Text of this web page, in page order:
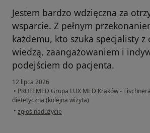
Jestem bardzo wdzięczna za
wsparcie. Z pełnym
każdemu, kto szuka specjalisty z
wiedzą, zaangażowaniem i
podejściem do pacjenta.
12 lipca 2026
• PROFEMED Grupa LUX MED Kraków -
dietetyczna (kolejna wizyta)
• w opinii użytkownika Karolina
zgłoś nadużycie